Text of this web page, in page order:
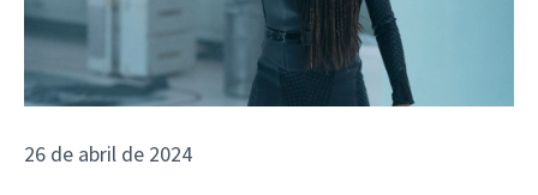
26 de abril de 2024